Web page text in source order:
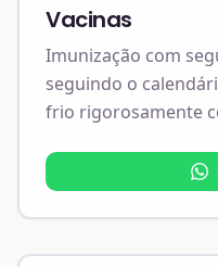
Vacinas
Imunização com
seguindo o
frio rigorosamente